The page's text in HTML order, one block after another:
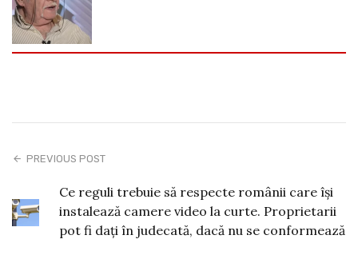
PREVIOUS POST
Ce reguli trebuie să respecte românii care îşi
instalează camere video la curte. Proprietarii
pot fi daţi în judecată, dacă nu se conformează